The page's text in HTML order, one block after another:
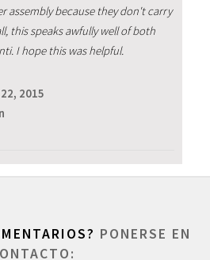
assembly because they don't carry
this speaks awfully well of both
I hope this was helpful.
2015
PONERSE EN